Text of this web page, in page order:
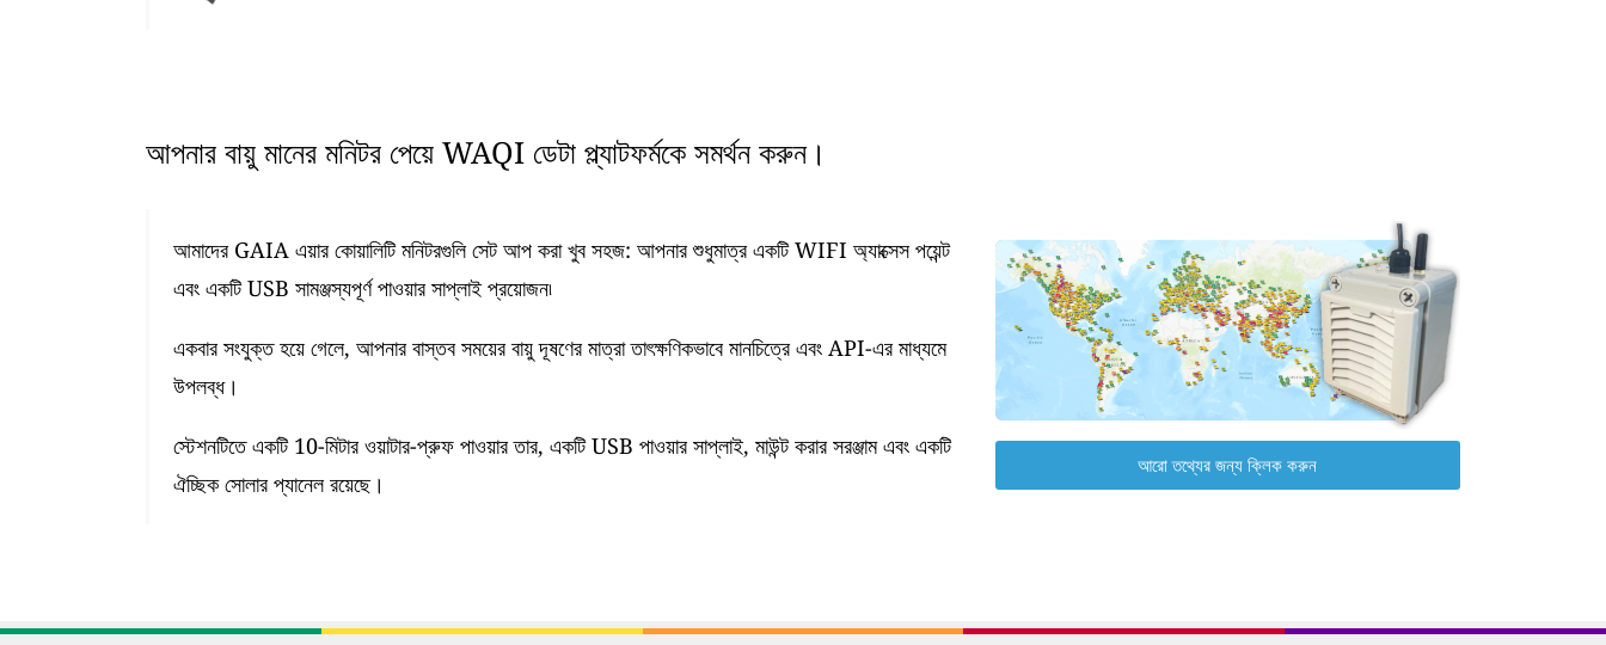
আপনার বায়ু মানের মনিটর পেয়ে WAQI ডেটা প্ল্যাটফর্মকে সমর্থন করুন।
আমাদের GAIA এয়ার কোয়ালিটি মনিটরগুলি সেট আপ করা খুব সহজ: আপনার শুধুমাত্র একটি WIFI অ্যাক্সেস পয়েন্ট
এবং একটি USB সামঞ্জস্যপূর্ণ পাওয়ার সাপ্লাই প্রয়োজন৷
একবার সংযুক্ত হয়ে গেলে, আপনার বাস্তব সময়ের বায়ু দূষণের মাত্রা তাৎক্ষণিকভাবে মানচিত্রে এবং API-এর মাধ্যমে
উপলব্ধ।
স্টেশনটিতে একটি 10-মিটার ওয়াটার-প্রুফ পাওয়ার তার, একটি USB পাওয়ার সাপ্লাই, মাউন্ট করার সরঞ্জাম এবং একটি
ঐচ্ছিক সোলার প্যানেল রয়েছে।
আরো তথ্যের জন্য ক্লিক করুন